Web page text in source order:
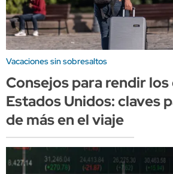
Vacaciones sin sobresaltos
Consejos para rendir los
Estados Unidos: claves
de más en el viaje